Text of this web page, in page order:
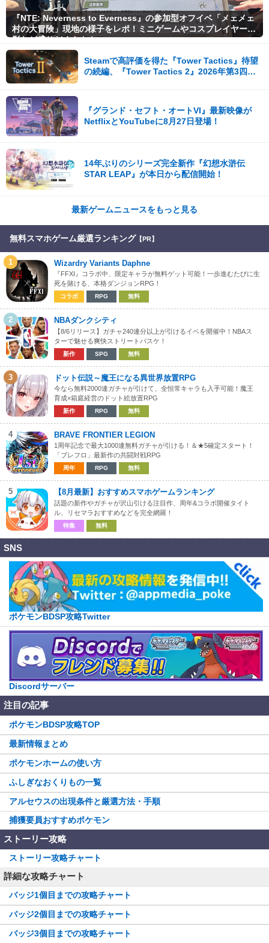
『NTE: Neverness to Everness』の参加型オフイベ「メェメェ
村の大冒険」現地の様子をレポ！ミニゲームやコスプレイヤー撮
影など盛りだくさん！
Steamで高評価を得た『Tower Tactics』待望
の続編、『Tower Tactics 2』2026年第3四半
『グランド・セフト・オートVI』最新映像が
NetflixとYouTubeに8月27日登場！
14年ぶりのシリーズ完全新作『幻想水滸伝
STAR LEAP』が本日から配信開始！
最新ゲームニュースをもっと見る
無料スマホゲーム厳選ランキング 【PR】
1 Wizardry Variants Daphne
『FFXI』コラボ中、限定キャラが無料ゲット可能！一歩進むたびに生
死を賭ける、本格ダンジョンRPG！
コラボ RPG 無料
2 NBAダンクシティ
【8/6リリース】ガチャ240連分以上が引けるイベを開催中！NBAス
ターで魅せる爽快ストリートバスケ！
新作 SPG 無料
3 ドット伝説～魔王になる異世界放置RPG
今なら無料2000連ガチャが引けて、全恒常キャラも入手可能！魔王
育成×箱庭経営のドット絵放置RPG
新作 RPG 無料
4 BRAVE FRONTIER LEGION
1周年記念で最大1000連無料ガチャが引ける！＆★5確定スタート！
「ブレフロ」最新作の共闘対戦RPG
周年 RPG 無料
5 【8月最新】おすすめスマホゲームランキング
話題の新作やガチャが沢山引ける注目作、周年&コラボ開催タイト
ル、リセマラおすすめなどを完全網羅！
特集 無料
SNS
ポケモンBDSP攻略Twitter
Discordサーバー
注目の記事
ポケモンBDSP攻略TOP
最新情報まとめ
ポケモンホームの使い方
ふしぎなおくりもの一覧
アルセウスの出現条件と厳選方法・手順
捕獲要員おすすめポケモン
ストーリー攻略
ストーリー攻略チャート
詳細な攻略チャート
バッジ1個目までの攻略チャート
バッジ2個目までの攻略チャート
バッジ3個目までの攻略チャート